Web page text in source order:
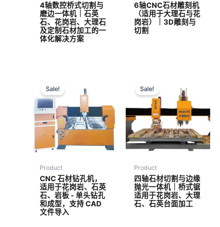
4轴数控桥式切割与
磨边一体机｜石英
石、花岗岩、大理石
及定制石材加工的一
体化解决方案
6轴CNC石材雕刻机
（适用于大理石与花
岗岩）｜3D雕刻与
切割
Sale!
Product
CNC 石材钻孔机，
适用于花岗岩、石英
石、岩板 - 单头钻孔
和成型，支持 CAD
文件导入
Sale!
Product
四轴石材切割与边缘
抛光一体机｜桥式锯
适用于花岗岩、大理
石、石英台面加工